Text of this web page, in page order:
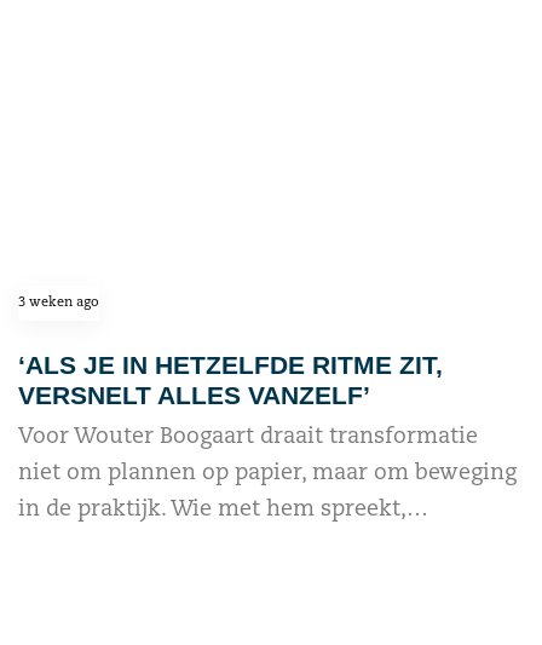
3 weken ago
‘ALS JE IN HETZELFDE RITME ZIT,
VERSNELT ALLES VANZELF’
Voor Wouter Boogaart draait transformatie
niet om plannen op papier, maar om beweging
in de praktijk. Wie met hem spreekt,…